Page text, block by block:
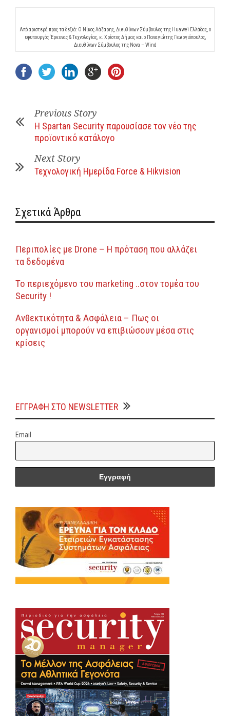
Από αριστερά προς τα δεξιά: Ο Νίκος Λάζαρης, Διευθύνων Σύμβουλος της Huawei Ελλάδας, ο
υφυπουργός ‘Ερευνας & Τεχνολογίας, κ. Χρίστος Δήμας και ο Παναγιώτης Γεωργιόπουλος,
Διευθύνων Σύμβουλος της Nova – Wind
Previous Story
Η Spartan Security παρουσίασε τον νέο της
προϊοντικό κατάλογο
Next Story
Τεχνολογική Ημερίδα Force & Hikvision
Σχετικά Άρθρα
Περιπολίες με Drone – H πρόταση που αλλάζει
τα δεδομένα
Το περιεχόμενο του marketing ..στον τομέα του
Security !
Ανθεκτικότητα & Ασφάλεια – Πως οι
οργανισμοί μπορούν να επιβιώσουν μέσα στις
κρίσεις
ΕΓΓΡΑΦΗ ΣΤΟ NEWSLETTER
Email